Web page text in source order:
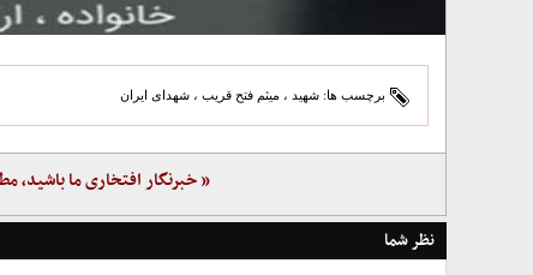
برچسب ها: شهید ، میثم فتح قریب ، شهدای ایران
« خبرنگار افتخاری ما باشید،
نظر شما